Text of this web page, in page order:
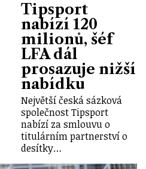
Tipsport
nabízí 120
milionů, šéf
LFA dál
prosazuje nižší
nabídku
Největší česká sázková
společnost Tipsport
nabízí za smlouvu o
titulárním partnerství o
desítky…